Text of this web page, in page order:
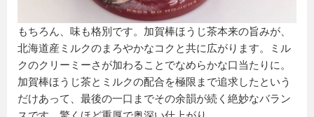
もちろん、味も格別です。加賀棒ほうじ茶本来の旨みが、
北海道産ミルクのまろやかなコクと共に広がります。ミル
クのクリーミーさが加わることでなめらかな口当たりに。
加賀棒ほうじ茶とミルクの配合を極限まで追求したという
だけあって、最後の一口までその余韻が続く絶妙なバラン